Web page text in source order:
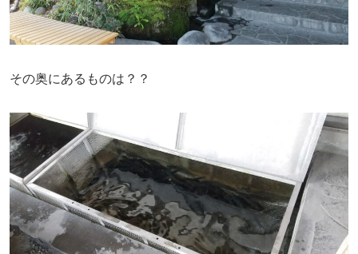
その奥にあるものは？？